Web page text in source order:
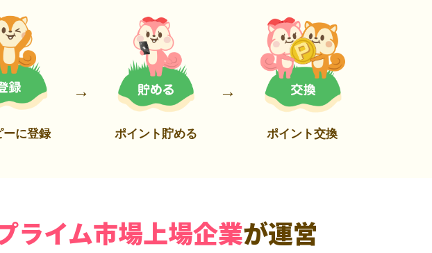
ーに登録 ポイント貯める ポイント交換
ライム市場上場企業が運営